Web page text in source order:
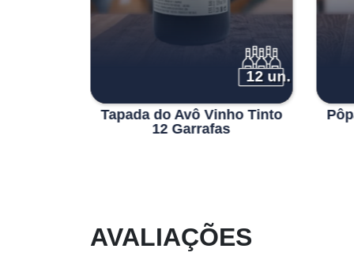
12 un.
Tapada do Avô Vinho Tinto
12 Garrafas
AVALIAÇÕES